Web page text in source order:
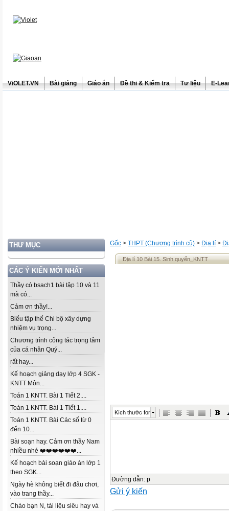
ViOLET.VN Bài giảng Giáo án Đề thi & Kiểm tra Tư liệu E-
THƯ MỤC
CÁC Ý KIẾN MỚI NHẤT
Thầy có bsach1 bài tập 10 và 11
mà có...
Cảm ơn thầy!...
Biểu tập thể Chi bộ xây dựng
nhiệm vụ trọng...
Chương trình công tác trọng tâm
của cá nhân Quý...
rất hay...
Kế hoạch giảng dạy lớp 4 SGK -
KNTT Môn...
Toán 1 KNTT. Bài 1 Tiết 2....
Toán 1 KNTT. Bài 1 Tiết 1....
Toán 1 KNTT. Bài Các số từ 0
đến 10...
Bài soạn hay. Cảm ơn thầy Nam
nhiều nhé ❤️❤️❤️❤️❤️❤️...
Kế hoạch bài soạn giáo án lớp 1
theo SGK...
Ngày hè không biết đi đâu chơi,
vào trang thầy...
Chào bạn N, tài liệu siêu hay và
Gốc > THPT (Chương trình cũ) > Địa lí >
Địa lí 10 Bài 15. Sinh quyển_KNTT
Kích thước font
Đường dẫn: p
Gửi ý kiến